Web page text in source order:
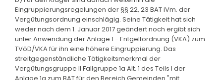
Eingruppierungsregelungen der §§ 22, 23 BAT iVm. der
Vergütungsordnung einschlägig. Seine Tätigkeit hat sich
weder nach dem 1. Januar 2017 geändert noch ergibt sich
unter Anwendung der Anlage 1 - Entgeltordnung (VKA) zum
TVöD/VKA für ihn eine höhere Eingruppierung. Das
streitgegenständliche Tätigkeitsmerkmal der
Vergütungsgruppe II Fallgruppe 1a Alt. 1 des Teils I der